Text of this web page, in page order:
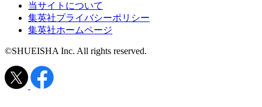
当サイトについて
集英社プライバシーポリシー
集英社ホームページ
©SHUEISHA Inc. All rights reserved.